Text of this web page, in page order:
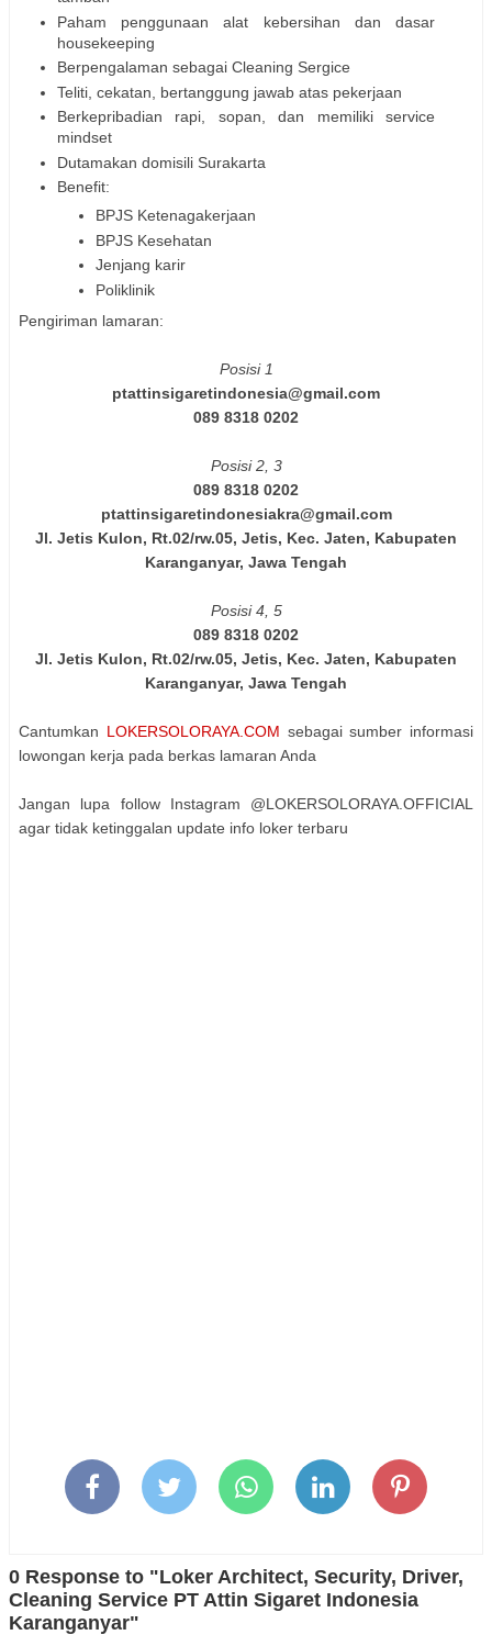
Paham penggunaan alat kebersihan dan dasar
housekeeping
Berpengalaman sebagai Cleaning Sergice
Teliti, cekatan, bertanggung jawab atas pekerjaan
Berkepribadian rapi, sopan, dan memiliki service
mindset
Dutamakan domisili Surakarta
Benefit:
BPJS Ketenagakerjaan
BPJS Kesehatan
Jenjang karir
Poliklinik
Pengiriman lamaran:
Posisi 1
ptattinsigaretindonesia@gmail.com
089 8318 0202
Posisi 2, 3
089 8318 0202
ptattinsigaretindonesiakra@gmail.com
Jl. Jetis Kulon, Rt.02/rw.05, Jetis, Kec. Jaten, Kabupaten
Karanganyar, Jawa Tengah
Posisi 4, 5
089 8318 0202
Jl. Jetis Kulon, Rt.02/rw.05, Jetis, Kec. Jaten, Kabupaten
Karanganyar, Jawa Tengah
Cantumkan LOKERSOLORAYA.COM sebagai sumber informasi
lowongan kerja pada berkas lamaran Anda
Jangan lupa follow Instagram @LOKERSOLORAYA.OFFICIAL
agar tidak ketinggalan update info loker terbaru
0 Response to "Loker Architect, Security, Driver,
Cleaning Service PT Attin Sigaret Indonesia
Karanganyar"